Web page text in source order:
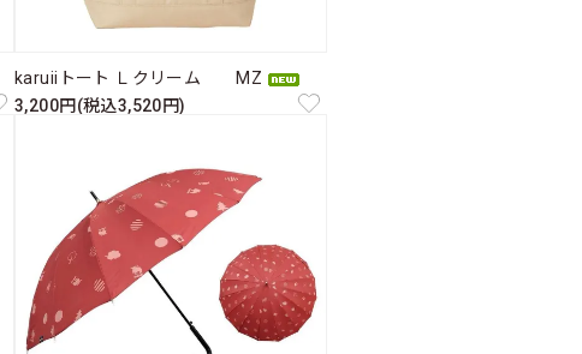
karuiiトート Ｌクリーム MZ
3,200円(税込3,520円)